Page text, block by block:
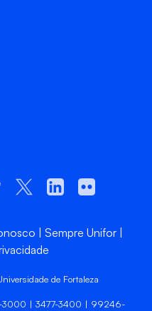
Sempre Unifor
de Fortaleza
3000 | 3477-3400 | 99246-